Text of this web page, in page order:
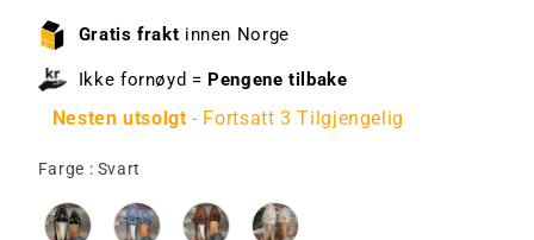
Gratis frakt innen Norge
Ikke fornøyd = Pengene tilbake
Nesten utsolgt - Fortsatt 3 Tilgjengelig
Farge : Svart